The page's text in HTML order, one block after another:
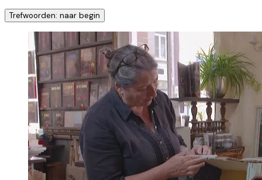
Trefwoorden: naar begin